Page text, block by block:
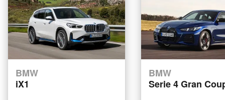
BMW
iX1
BMW
Serie 4 Gran